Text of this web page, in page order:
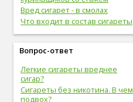
мужская половая система (10)
психолог (10)
психотерапевт (10)
психотерапия (9)
болезни молочных желез (9)
молочная железа (9)
пищеварительная система (9)
Вред сигарет - в смолах
Что входит в состав сигареты
Вопрос-ответ
Легкие сигареты вреднее
сигар?
Сигареты без никотина. В чем
подвох?